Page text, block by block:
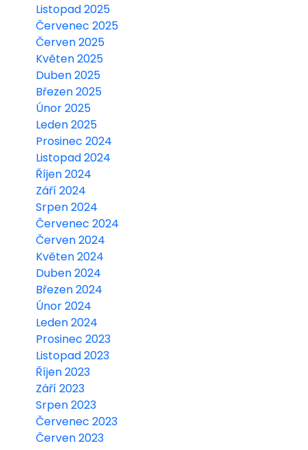
Listopad 2025
Červenec 2025
Červen 2025
Květen 2025
Duben 2025
Březen 2025
Únor 2025
Leden 2025
Prosinec 2024
Listopad 2024
Říjen 2024
Září 2024
Srpen 2024
Červenec 2024
Červen 2024
Květen 2024
Duben 2024
Březen 2024
Únor 2024
Leden 2024
Prosinec 2023
Listopad 2023
Říjen 2023
Září 2023
Srpen 2023
Červenec 2023
Červen 2023